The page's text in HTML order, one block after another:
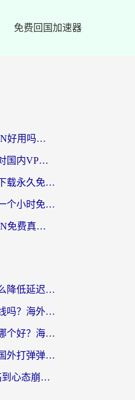
免费回国加速器
海外党必看：穿梭VPN好用吗？和云帆VPN对比哪个回国效果更好？附真实测评+避坑指南
海外党必看：如何选对国内VPN，实现无缝访问国内资源？
海外党必看：加速器下载永久免费版真的存在吗？教你无缝访问国内资源的正确姿势
海外党自救指南：用一个小时免费加速器，轻松打破国内资源访问壁垒？
海外党必看：中国VPN免费真的靠谱吗？手把手教你选对回国加速器
国外玩流星蝴蝶剑怎么降低延迟？海外党必看的加速秘籍（含欧洲鸣潮&彩虹岛优化攻略）
在国外也能玩穿越火线吗？海外玩家国服游戏畅玩终极指南
美国率土之滨加速器哪个好？海外党国服游戏畅玩终极指南（附多游戏解决方案）
海外党必看：怎么在国外打弹弹堂不卡？番茄加速器亲测指南
英国崩坏学园2延迟高到心态崩？海外党国服游戏加速终极指南